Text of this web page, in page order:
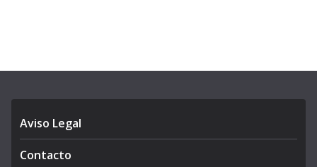
Aviso Legal
Contacto